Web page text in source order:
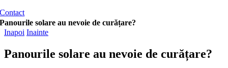
Contact
Panourile solare au nevoie de curățare?
Inapoi Inainte
Panourile solare au nevoie de curățare?